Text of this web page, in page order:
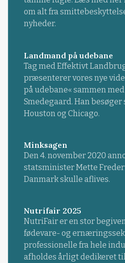
om alt fra
nyheder.
Landmand på udebane
Tag med Effektivt
præsenterer vores nye
på udebane« sammen
Smedegaard. Han
Houston og Chicago.
Minksagen
Den 4. november 2020
statsminister Mette
Danmark skulle aflives.
Nutrifair 2025
NutriFair er en stor
fødevare- og
professionelle fra hele
afholdes årligt dedikeret